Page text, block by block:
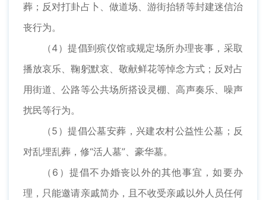
葬；反对打卦占卜、做道场、游街抬轿等封建迷信治
丧行为。
（4）提倡到殡仪馆或规定场所办理丧事，采取
播放哀乐、鞠躬默哀、敬献鲜花等悼念方式；反对占
用街道、公路等公共场所搭设灵棚、高声奏乐、噪声
扰民等行为。
（5）提倡公墓安葬，兴建农村公益性公墓；反
对乱埋乱葬，修“活人墓”、豪华墓。
（6）提倡不办婚丧以外的其他事宜，如要办
理，只能邀请亲戚简办，且不收受亲戚以外人员任何